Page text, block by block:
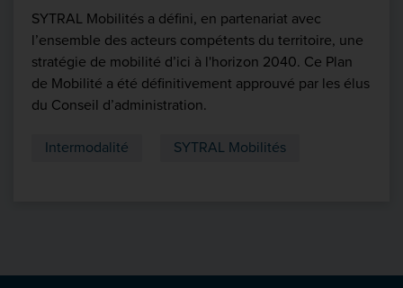
SYTRAL Mobilités a défini, en partenariat avec
l’ensemble des acteurs compétents du territoire, une
stratégie de mobilité d’ici à l'horizon 2040. Ce Plan
de Mobilité a été définitivement approuvé par les élus
du Conseil d’administration.
Intermodalité SYTRAL Mobilités